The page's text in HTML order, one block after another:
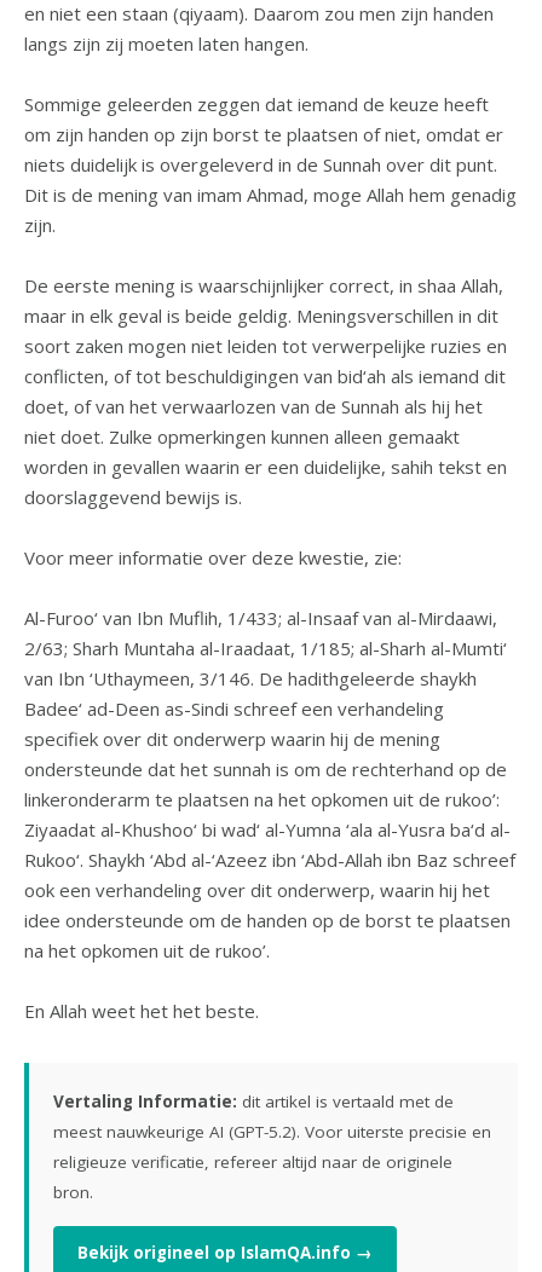
en niet een staan (qiyaam). Daarom zou men zijn handen
langs zijn zij moeten laten hangen.
Sommige geleerden zeggen dat iemand de keuze heeft
om zijn handen op zijn borst te plaatsen of niet, omdat er
niets duidelijk is overgeleverd in de Sunnah over dit punt.
Dit is de mening van imam Ahmad, moge Allah hem genadig
zijn.
De eerste mening is waarschijnlijker correct, in shaa Allah,
maar in elk geval is beide geldig. Meningsverschillen in dit
soort zaken mogen niet leiden tot verwerpelijke ruzies en
conflicten, of tot beschuldigingen van bid‘ah als iemand dit
doet, of van het verwaarlozen van de Sunnah als hij het
niet doet. Zulke opmerkingen kunnen alleen gemaakt
worden in gevallen waarin er een duidelijke, sahih tekst en
doorslaggevend bewijs is.
Voor meer informatie over deze kwestie, zie:
Al-Furoo‘ van Ibn Muflih, 1/433; al-Insaaf van al-Mirdaawi,
2/63; Sharh Muntaha al-Iraadaat, 1/185; al-Sharh al-Mumti‘
van Ibn ‘Uthaymeen, 3/146. De hadithgeleerde shaykh
Badee‘ ad-Deen as-Sindi schreef een verhandeling
specifiek over dit onderwerp waarin hij de mening
ondersteunde dat het sunnah is om de rechterhand op de
linkeronderarm te plaatsen na het opkomen uit de rukoo’:
Ziyaadat al-Khushoo‘ bi wad‘ al-Yumna ‘ala al-Yusra ba‘d al-
Rukoo‘. Shaykh ‘Abd al-‘Azeez ibn ‘Abd-Allah ibn Baz schreef
ook een verhandeling over dit onderwerp, waarin hij het
idee ondersteunde om de handen op de borst te plaatsen
na het opkomen uit de rukoo’.
En Allah weet het het beste.
Vertaling Informatie: dit artikel is vertaald met de
meest nauwkeurige AI (GPT-5.2). Voor uiterste precisie en
religieuze verificatie, refereer altijd naar de originele
bron.
Bekijk origineel op IslamQA.info →